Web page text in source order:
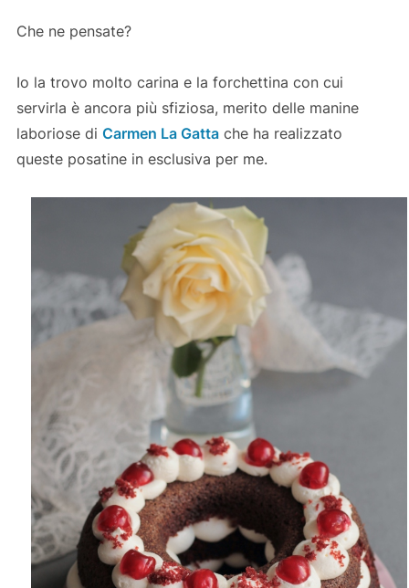
Che ne pensate?
Io la trovo molto carina e la forchettina con cui
servirla è ancora più sfiziosa, merito delle manine
laboriose di Carmen La Gattache ha realizzato
queste posatine in esclusiva per me.